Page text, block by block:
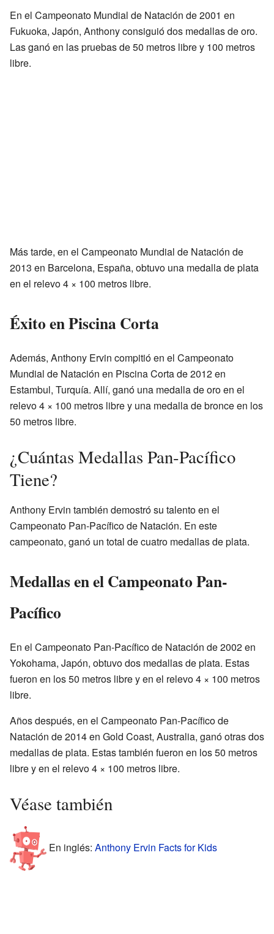
En el Campeonato Mundial de Natación de 2001 en
Fukuoka, Japón, Anthony consiguió dos medallas de oro.
Las ganó en las pruebas de 50 metros libre y 100 metros
libre.
Más tarde, en el Campeonato Mundial de Natación de
2013 en Barcelona, España, obtuvo una medalla de plata
en el relevo 4 × 100 metros libre.
Éxito en Piscina Corta
Además, Anthony Ervin compitió en el Campeonato
Mundial de Natación en Piscina Corta de 2012 en
Estambul, Turquía. Allí, ganó una medalla de oro en el
relevo 4 × 100 metros libre y una medalla de bronce en los
50 metros libre.
¿Cuántas Medallas Pan-Pacífico
Tiene?
Anthony Ervin también demostró su talento en el
Campeonato Pan-Pacífico de Natación. En este
campeonato, ganó un total de cuatro medallas de plata.
Medallas en el Campeonato Pan-
Pacífico
En el Campeonato Pan-Pacífico de Natación de 2002 en
Yokohama, Japón, obtuvo dos medallas de plata. Estas
fueron en los 50 metros libre y en el relevo 4 × 100 metros
libre.
Años después, en el Campeonato Pan-Pacífico de
Natación de 2014 en Gold Coast, Australia, ganó otras dos
medallas de plata. Estas también fueron en los 50 metros
libre y en el relevo 4 × 100 metros libre.
Véase también
En inglés: Anthony Ervin Facts for Kids